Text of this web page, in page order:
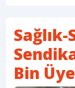
Sağlık-
Bin